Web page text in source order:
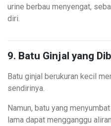
urine berbau menyengat,
diri.
9. Batu Ginjal yang
Batu ginjal berukuran kecil
sendirinya.
Namun, batu yang
lama dapat mengganggu